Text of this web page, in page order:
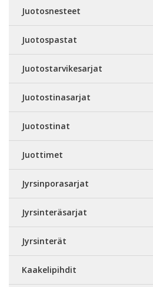
Juotosnesteet
Juotospastat
Juotostarvikesarjat
Juotostinasarjat
Juotostinat
Juottimet
Jyrsinporasarjat
Jyrsinteräsarjat
Jyrsinterät
Kaakelipihdit